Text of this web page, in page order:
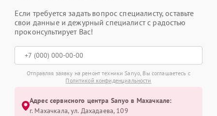
Если требуется задать вопрос специалисту, оставьте
свои данные и дежурный специалист с радостью
проконсультирует Вас!
Отправляя заявку на ремонт техники Sanyo, Вы соглашаетесь с
Политикой конфиденциальности
Адрес сервисного центра Sanyo в Махачкале:
г. Махачкала, ул. Дахадаева, 109